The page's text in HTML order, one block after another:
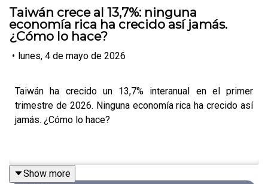
Taiwán crece al 13,7%: ninguna
economía rica ha crecido así jamás.
¿Cómo lo hace?
• lunes, 4 de mayo de 2026
Taiwán ha crecido un 13,7% interanual en el primer
trimestre de 2026. Ninguna economía rica ha crecido así
jamás. ¿Cómo lo hace?
Show more